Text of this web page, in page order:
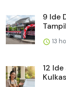
9 Ide
13
12